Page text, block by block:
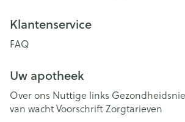
Klantenservice
FAQ
Uw apotheek
Over ons Nuttige links
van wachtVoorschriftZorgtarieven